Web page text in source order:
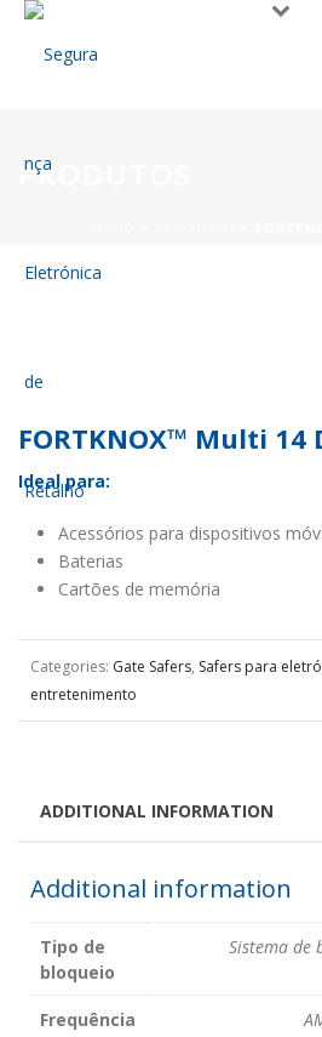
PRODUTOS
FORTKNOX™ Multi 14
Ideal para:
Acessórios para dispositivos
Baterias
Cartões de memória
Categories: Gate Safers, Safers para
entretenimento
ADDITIONAL INFORMATION
Additional information
Tipo de
bloqueio
Sistema de
Frequência